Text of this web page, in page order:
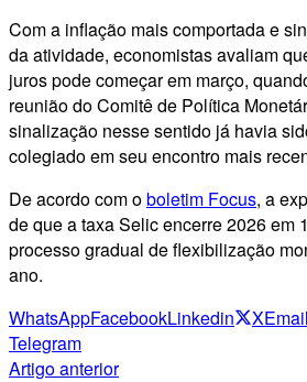
Com a inflação mais comportada e
da atividade, economistas avaliam
juros pode começar em março,
reunião do Comitê de Política
sinalização nesse sentido já havia
colegiado em seu encontro mais
De acordo com oboletim Focus, a
de que a taxa Selic encerre 2026 em
processo gradual de flexibilização
ano.
WhatsAppFacebookLinkedin XEmail
Telegram
Artigo anterior